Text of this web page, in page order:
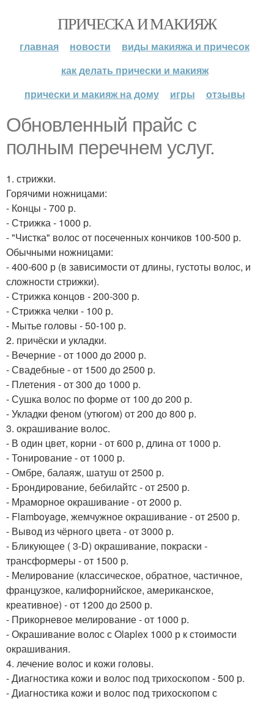
ПРИЧЕСКА И МАКИЯЖ
главная новости
виды макияжа и причесок
как делать прически и макияж
прически и макияж на дому
игры отзывы
Обновленный прайс с
полным перечнем услуг.
1. стрижки.
Горячими ножницами:
- Концы - 700 р.
- Стрижка - 1000 р.
- "Чистка" волос от посеченных кончиков 100-500 р.
Обычными ножницами:
- 400-600 р (в зависимости от длины, густоты волос, и
сложности стрижки).
- Стрижка концов - 200-300 р.
- Стрижка челки - 100 р.
- Мытье головы - 50-100 р.
2. причёски и укладки.
- Вечерние - от 1000 до 2000 р.
- Свадебные - от 1500 до 2500 р.
- Плетения - от 300 до 1000 р.
- Сушка волос по форме от 100 до 200 р.
- Укладки феном (утюгом) от 200 до 800 р.
3. окрашивание волос.
- В один цвет, корни - от 600 р, длина от 1000 р.
- Тонирование - от 1000 р.
- Омбре, балаяж, шатуш от 2500 р.
- Брондирование, бебилайтс - от 2500 р.
- Мраморное окрашивание - от 2000 р.
- Flamboyage, жемчужное окрашивание - от 2500 р.
- Вывод из чёрного цвета - от 3000 р.
- Бликующее ( 3-D) окрашивание, покраски -
трансформеры - от 1500 р.
- Мелирование (классическое, обратное, частичное,
французкое, калифорнийское, американское,
креативное) - от 1200 до 2500 р.
- Прикорневое мелирование - от 1000 р.
- Окрашивание волос с Olaplex 1000 р к стоимости
окрашивания.
4. лечение волос и кожи головы.
- Диагностика кожи и волос под трихоскопом - 500 р.
- Диагностика кожи и волос под трихоскопом с